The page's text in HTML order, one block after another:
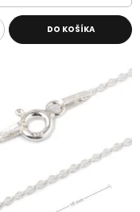
DO KOŠÍKA